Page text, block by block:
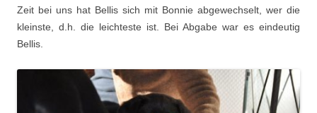
Zeit bei uns hat Bellis sich mit Bonnie abgewechselt, wer die
kleinste, d.h. die leichteste ist. Bei Abgabe war es eindeutig
Bellis.